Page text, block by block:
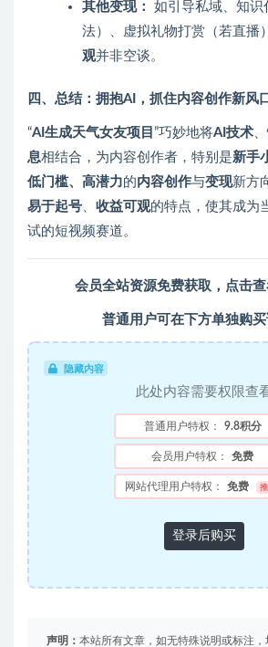
其他变现：
如引导私域、知识
法）、虚拟礼物打赏（若直播
观并非空谈。
四、总结：拥抱AI，抓住内容创作新风
“AI生成天气女友项目 ”巧妙地将AI技术 、
息相结合，为内容创作者，特别是新手
低门槛、高潜力的内容创作与变现新方
易于起号
收益可观的特点，使其成为
试的短视频赛道。
会员全站资源免费获取，点击
普通用户可在下方单独购买
隐藏内容
此处内容需要权限查
普通用户特权： 9.8积分
会员用户特权： 免费
网站代理用户特权： 免费
登录后购买
声明： 本站所有文章，如无特殊说明或标注